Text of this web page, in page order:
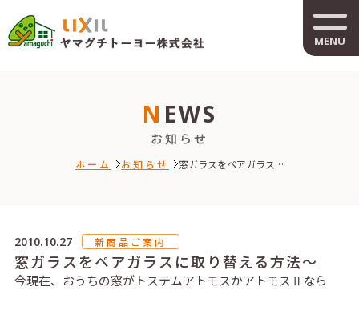
MENU
NEWS
お知らせ
ホーム お知らせ 窓ガラスをペアガラス…
2010.10.27 新商品ご案内
窓ガラスをペアガラスに取り替える方法～
今現在、おうちの窓がトステムアトモスかアトモスⅡなら